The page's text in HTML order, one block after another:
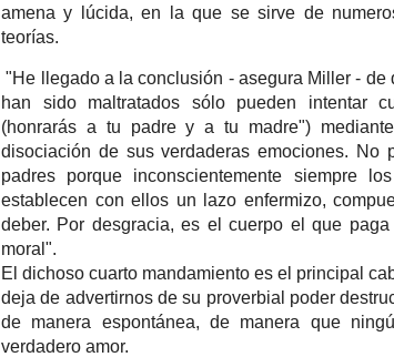
amena y lúcida, en la que se sirve de
teorías.
"He llegado a la conclusión - asegura Miller - de
han sido maltratados sólo pueden intentar
(honrarás a tu padre y a tu madre")
disociación de sus verdaderas emociones. No
padres porque inconscientemente siempre
establecen con ellos un lazo enfermizo,
deber. Por desgracia, es el cuerpo el que
moral".
El dichoso cuarto mandamiento es el principal
deja de advertirnos de su proverbial poder
de manera espontánea, de manera que
verdadero amor.